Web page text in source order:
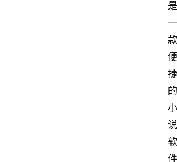
是
一
款
便
捷
的
小
说
软
件